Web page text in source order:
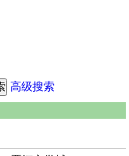
高级搜索